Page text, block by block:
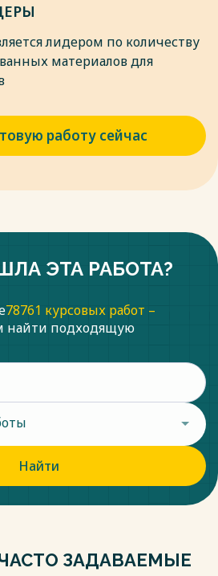
лидером по количеству
материалов для
работу сейчас
ЭТА РАБОТА?
78761 курсовых работ –
найти подходящую
Найти
ЗАДАВАЕМЫЕ